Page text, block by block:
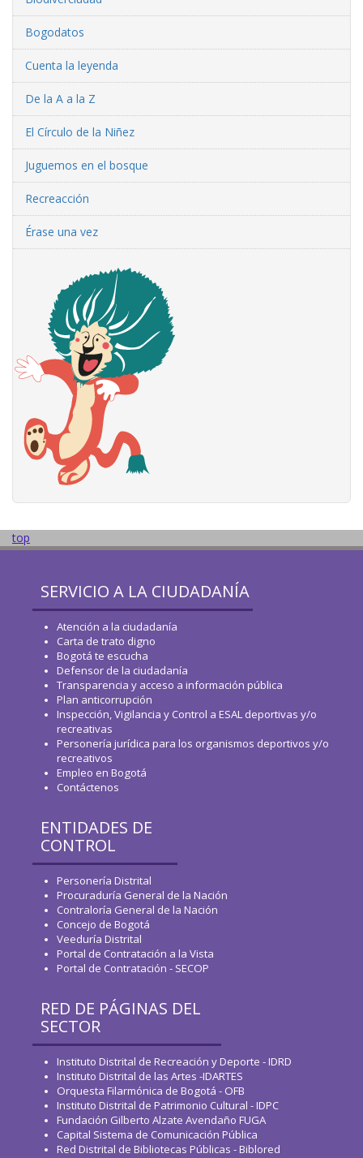
Bogodatos
Cuenta la leyenda
De la A a la Z
El Círculo de la Niñez
Juguemos en el bosque
Recreacción
Érase una vez
top
SERVICIO A LA CIUDADANÍA
Atención a la ciudadanía
Carta de trato digno
Bogotá te escucha
Defensor de la ciudadanía
Transparencia y acceso a información pública
Plan anticorrupción
Inspección, Vigilancia y Control a ESAL deportivas y/o
recreativas
Personería jurídica para los organismos deportivos y/o
recreativos
Empleo en Bogotá
Contáctenos
ENTIDADES DE
CONTROL
Personería Distrital
Procuraduría General de la Nación
Contraloría General de la Nación
Concejo de Bogotá
Veeduría Distrital
Portal de Contratación a la Vista
Portal de Contratación - SECOP
RED DE PÁGINAS DEL
SECTOR
Instituto Distrital de Recreación y Deporte - IDRD
Instituto Distrital de las Artes -IDARTES
Orquesta Filarmónica de Bogotá - OFB
Instituto Distrital de Patrimonio Cultural - IDPC
Fundación Gilberto Alzate Avendaño FUGA
Capital Sistema de Comunicación Pública
Red Distrital de Bibliotecas Públicas - Biblored